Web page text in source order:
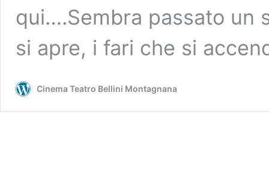
qui….Sembra passato un
si apre, i fari che si
Cinema Teatro Bellini Montagnana